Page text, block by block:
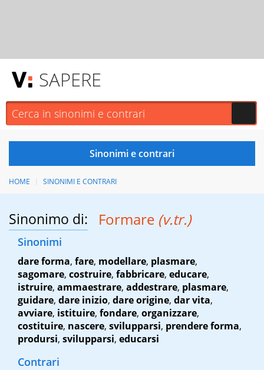
SAPERE
HOME SINONIMI E CONTRARI
Sinonimo di: Formare (v.tr.)
Sinonimi
dare forma, fare, modellare, plasmare,
sagomare, costruire, fabbricare, educare,
istruire, ammaestrare, addestrare, plasmare,
guidare, dare inizio, dare origine, dar vita,
avviare, istituire, fondare, organizzare,
costituire, nascere, svilupparsi, prendere forma,
prodursi, svilupparsi, educarsi
Contrari